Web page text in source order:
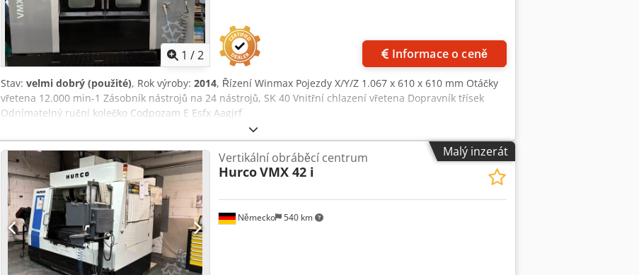
1 /2 Informace o ceně
Stav: velmi dobrý (použité), Rok výroby: 2014, Řízení Winmax Pojezdy X/Y/Z 1.067 x 610 x 610 mm Otáčky
vřetena 12.000 min-1 Zásobník nástrojů na 24 nástrojů, SK 40 Vnitřní chlazení vřetena Dopravník třísek
Odnímatelný ruční kolečko Codpozam E Esfx Aagjrf
Malý inzerát
Německo 540 km
Vertikální obráběcí centrum
HurcoVMX 42 i